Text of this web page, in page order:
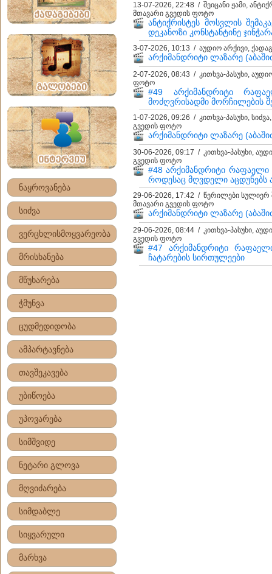
ნაყროვანება
სიძვა
ვერცხლისმოყვარეობა
მრისხანება
მწუხარება
ჭმუნვა
ცუდმედიდობა
ამპარტავნება
თავშეკავება
უბიწოება
უპოვარება
სიმშვიდე
ნეტარი გლოვა
მღვიძარება
სიმდაბლე
სიყვარული
მარხვა
13-07-2026, 22:48 / შეიცანი ჟამი,
მთავარი გვედის ფოტო
ანტიქრისტეს მოსვლის
დეკანოზი კონსტანტინე
3-07-2026, 10:13 / აუდიო არქივი,
არქიმანდრიტი ლაზარე
2-07-2026, 08:43 / კითხვა-პასუხი,
ფოტო
#49 არქიმანდრიტი
მოძღვრისადმი მორჩილების
1-07-2026, 09:26 / კითხვა-პასუხი,
გვედის ფოტო
არქიმანდრიტი ლაზარე
30-06-2026, 09:17 / კითხვა-პასუხი,
გვედის ფოტო
#48 არქიმანდრიტი
როდესაც მღვდელი აცდუნებს
29-06-2026, 17:42 / წერილები სულიერ
მთავარი გვედის ფოტო
არქიმანდრიტი ლაზარე
29-06-2026, 08:44 / კითხვა-პასუხი,
გვედის ფოტო
#47 არქიმანდრიტი
ჩატარების სირთულეები